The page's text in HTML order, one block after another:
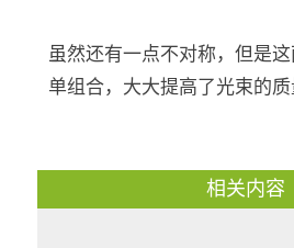
虽然还有一点不对称，但是
单组合，大大提高了光束的质
相关内容